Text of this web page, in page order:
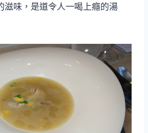
滋味，是道令人一喝上癮的湯